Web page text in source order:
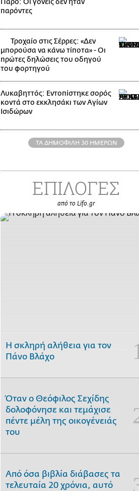
Πάρο: Οι γονείς δεν ήταν
παρόντες
Τροχαίο στις Σέρρες: «Δεν
μπορούσα να κάνω τίποτα» - Οι
πρώτες δηλώσεις του οδηγού
του φορτηγού
Λυκαβηττός: Εντοπίστηκε σορός
κοντά στο εκκλησάκι των Αγίων
Ισιδώρων
ΤΑ ΔΗΜΟΦΙΛΗ 30 ΗΜΕΡΩΝ
ΕΠΙΛΟΓΕΣ
από το Lifo.gr
H σκληρή αλήθεια για τον
Πάνο Βλάχο
Όταν ο Θεόφιλος Σεχίδης
δολοφόνησε και τεμάχισε
πέντε μέλη της οικογένειάς
του
Από όσα βιβλία διάβασες τα
τελευταία 20 χρόνια, αυτό